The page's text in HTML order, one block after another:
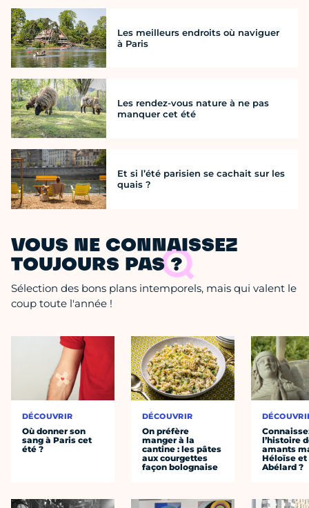
Les meilleurs endroits où naviguer
à Paris
Les rendez-vous nature à ne pas
manquer cet été
Et si l’été parisien se cachait sur les
quais ?
VOUS NE CONNAISSEZ
TOUJOURS PAS ?
Sélection des bons plans intemporels, mais qui valent le
coup toute l'année !
DÉCOUVRIR
Où donner son
sang à Paris cet
été ?
DÉCOUVRIR
On préfère
manger à la
cantine : les pâtes
aux courgettes
façon bolognaise
l’histoire
amants
Héloïse et
Abélard ?